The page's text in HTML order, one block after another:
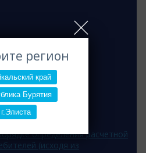
регион
край
Бурятия
г.Элиста
определения расчетной
(исходя из